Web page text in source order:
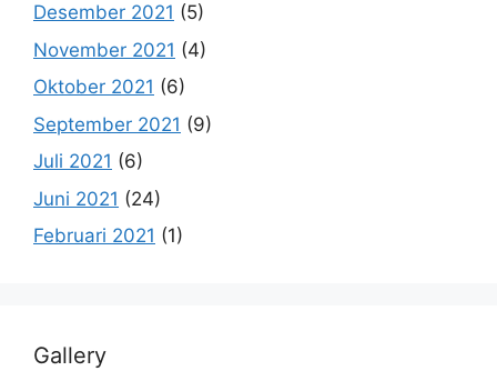
Desember 2021 (5)
November 2021 (4)
Oktober 2021 (6)
September 2021 (9)
Juli 2021 (6)
Juni 2021 (24)
Februari 2021 (1)
Gallery